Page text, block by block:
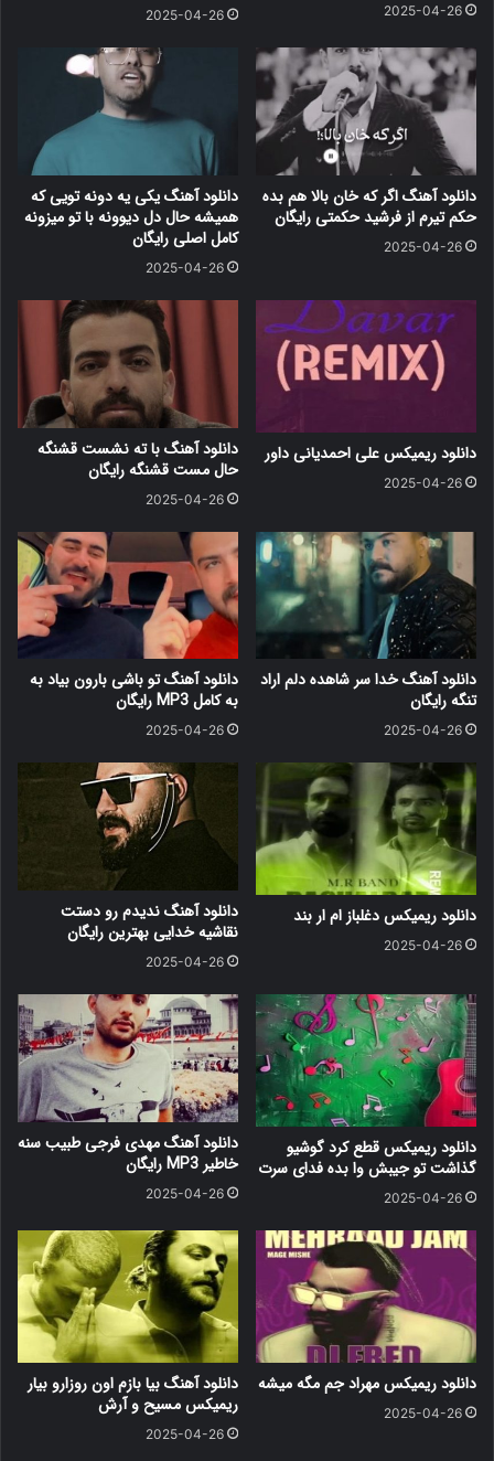
2025-04-26
2025-04-26
دانلود آهنگ اگر که خان بالا هم بده
حکم تیرم از فرشید حکمتی رایگان
2025-04-26
دانلود آهنگ یکی یه دونه تویی که
همیشه حال دل دیوونه با تو میزونه
کامل اصلی رایگان
2025-04-26
دانلود ریمیکس علی احمدیانی داور
2025-04-26
دانلود آهنگ با ته نشست قشنگه
حال مست قشنگه رایگان
2025-04-26
دانلود آهنگ خدا سر شاهده دلم اراد
تنگه رایگان
2025-04-26
دانلود آهنگ ﺗﻮ ﺑﺎﺷﻰ ﺑﺎرون ﺑﻴﺎد ﺑﻪ
ﺑﻪ کامل MP3 رایگان
2025-04-26
دانلود ریمیکس دغلباز ام ار بند
2025-04-26
دانلود آهنگ ندیدم رو دستت
نقاشیه خدایی بهترین رایگان
2025-04-26
دانلود ریمیکس قطع کرد گوشیو
گذاشت تو جیبش وا بده فدای سرت
2025-04-26
دانلود آهنگ مهدی فرجی طبیب سنه
خاطیر MP3 رایگان
2025-04-26
دانلود ریمیکس مهراد جم مگه میشه
2025-04-26
دانلود آهنگ بیا بازم اون روزارو بیار
ریمیکس مسیح و آرش
2025-04-26